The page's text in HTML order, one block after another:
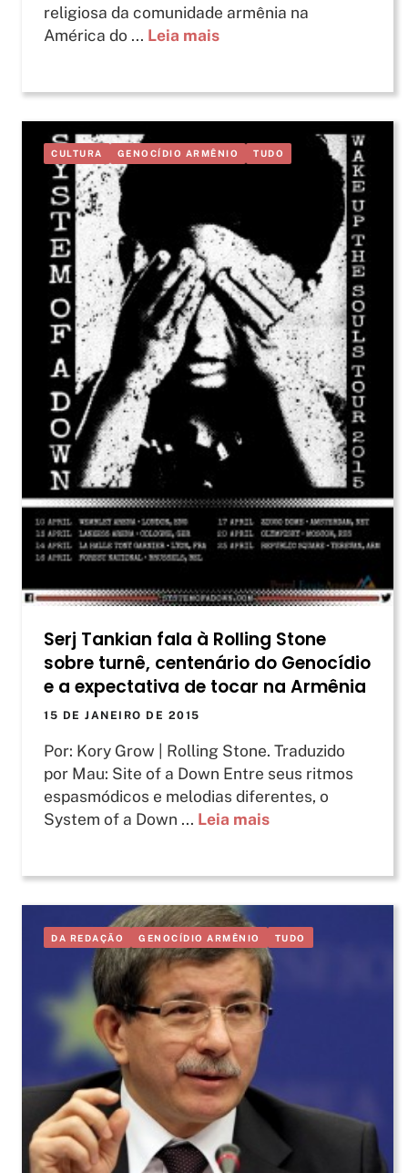
religiosa da comunidade armênia na
América do ... Leia mais
CULTURA GENOCÍDIO ARMÊNIO TUDO
Serj Tankian fala à Rolling Stone
sobre turnê, centenário do Genocídio
e a expectativa de tocar na Armênia
15 DE JANEIRO DE 2015
Por: Kory Grow | Rolling Stone. Traduzido
por Mau: Site of a Down Entre seus ritmos
espasmódicos e melodias diferentes, o
System of a Down ... Leia mais
DA REDAÇÃO GENOCÍDIO ARMÊNIO TUDO